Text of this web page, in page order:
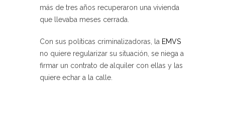
más de tres años recuperaron una vivienda
que llevaba meses cerrada.
Con sus políticas criminalizadoras, la EMVS
no quiere regularizar su situación, se niega a
firmar un contrato de alquiler con ellas y las
quiere echar a la calle.